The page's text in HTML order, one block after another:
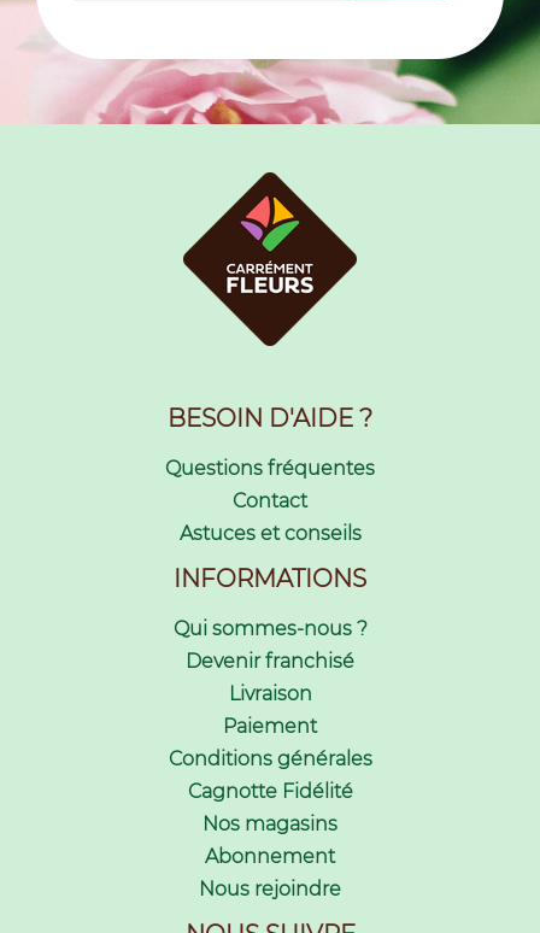
BESOIN D'AIDE ?
Questions fréquentes
Contact
Astuces et conseils
INFORMATIONS
Qui sommes-nous ?
Devenir franchisé
Livraison
Paiement
Conditions générales
Cagnotte Fidélité
Nos magasins
Abonnement
Nous rejoindre